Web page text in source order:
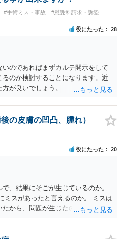
#手術ミス・事故
#慰謝料請求・訴訟
役にたった 28
のであればまずカルテ開示をして
のか検討することになります。近
が良いでしょう。
の皮膚の凹凸、腫れ）
役にたった 20
、結果にそごが生じているのか。
ミスがあったと言えるのか。 ミスは
から、問題が生じたのか。 美容整